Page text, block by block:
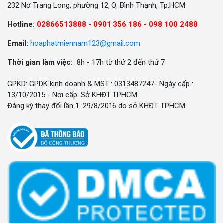
232 Nơ Trang Long, phường 12, Q. Bình Thạnh, Tp.HCM
Hotline: 02866513888 - 0901 356 186 - 098 100 2488
Email: hoaphatmiennam123@gmail.com
Thời gian làm việc: 8h - 17h từ thứ 2 đến thứ 7
GPKD: GPDK kinh doanh & MST : 0313487247- Ngày cấp :
13/10/2015 - Nơi cấp: Sở KHĐT TPHCM
Đăng ký thay đổi lần 1 :29/8/2016 do sở KHĐT TPHCM